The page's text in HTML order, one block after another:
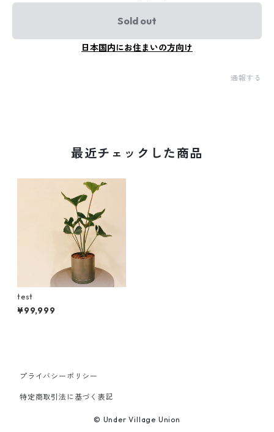
Sold out
日本国内にお住まいの方向け
通報する
最近チェックした商品
test
¥99,999
プライバシーポリシー
特定商取引法に基づく表記
© Under Village Union